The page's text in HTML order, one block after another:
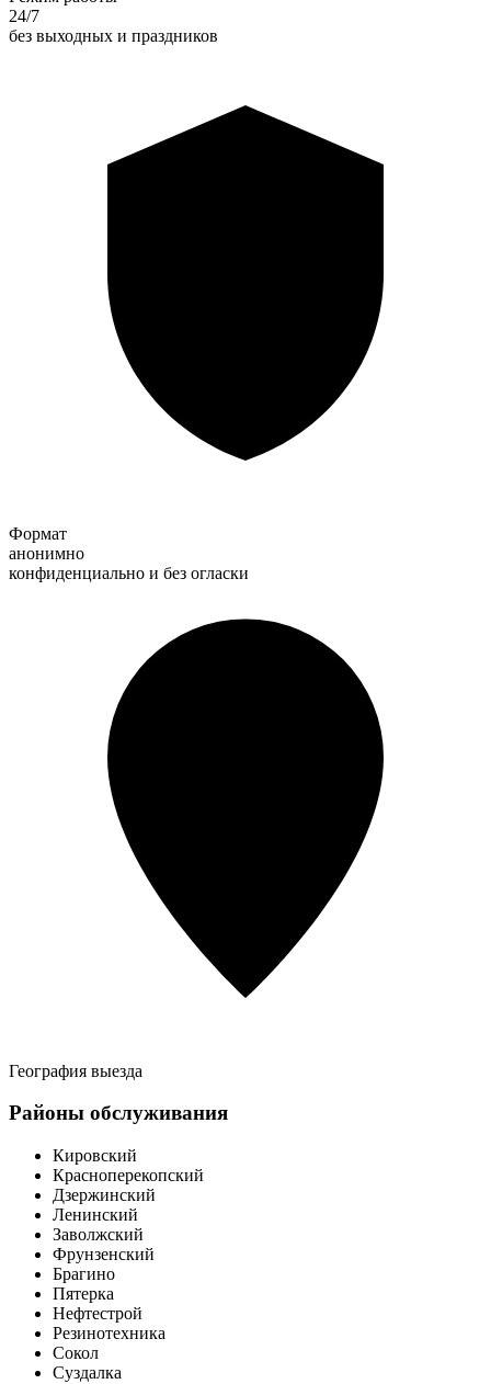
24/7
без выходных и праздников
Формат
анонимно
конфиденциально и без огласки
География выезда
Районы обслуживания
Кировский
Красноперекопский
Дзержинский
Ленинский
Заволжский
Фрунзенский
Брагино
Пятерка
Нефтестрой
Резинотехника
Сокол
Суздалка